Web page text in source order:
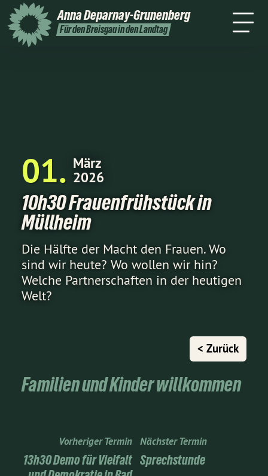
AnnaDeparnay-Grunenberg
Für den Breisgau in den Landtag
Kontakt Wahlkreis Presse
Home Über mich Themen
01
März
2026
10h30 Frauenfrühstück in
Müllheim
Die Hälfte der Macht den Frauen. Wo
sind wir heute? Wo wollen wir hin?
Welche Partnerschaften in der heutigen
Welt?
< Zurück
Familien und Kinder willkommen
Vorheriger Termin
13h30 Demo für Vielfalt
Nächster Termin
Sprechstunde